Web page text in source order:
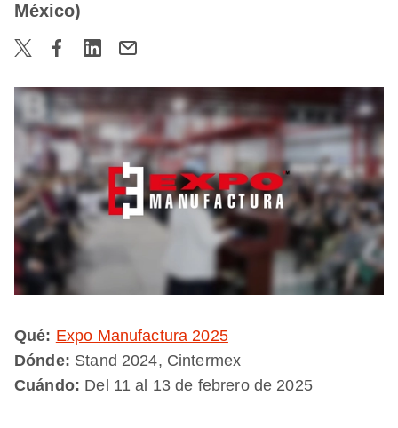
México)
Qué: Expo Manufactura 2025
Dónde: Stand 2024, Cintermex
Cuándo: Del 11 al 13 de febrero de 2025